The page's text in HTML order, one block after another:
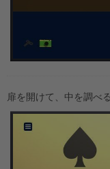
扉を開けて、中を調べる